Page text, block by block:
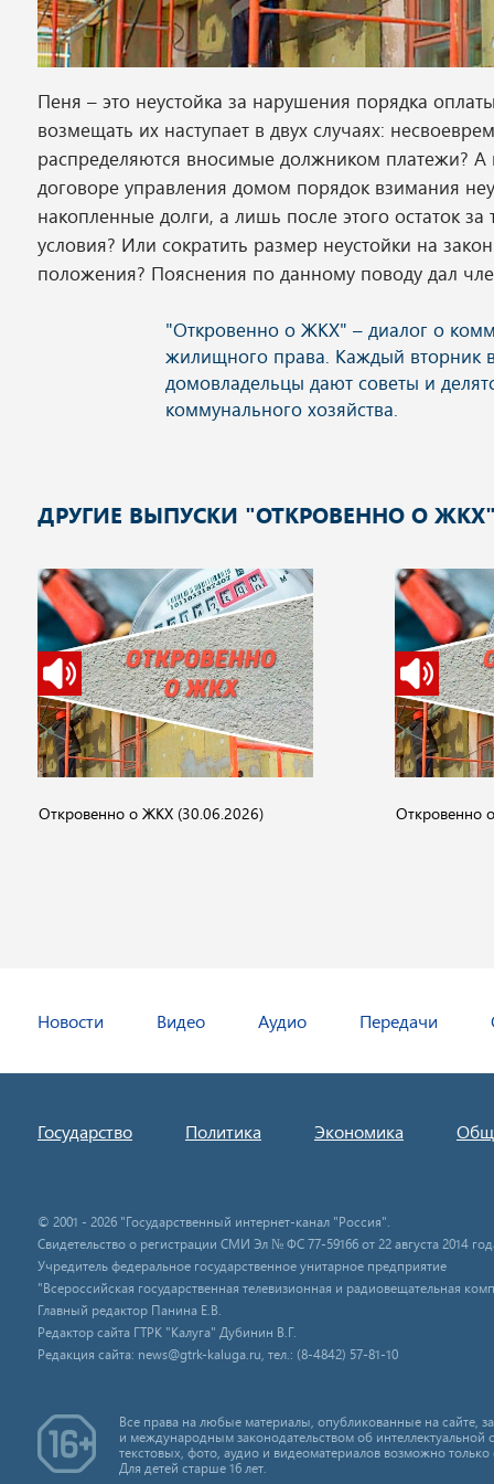
Пеня – это неустойка за нарушения порядка
возмещать их наступает в двух случаях:
распределяются вносимые должником платежи?
договоре управления домом порядок взимания
накопленные долги, а лишь после этого остаток
условия? Или сократить размер неустойки на
положения? Пояснения по данному поводу дал
ДРУГИЕ ВЫПУСКИ "ОТКРОВЕННО О
Откровенно о ЖКХ (30.06.2026) Откровенно
Новости Видео Аудио Передачи
Государство Политика Экономика
© 2001 - 2026 "Государственный интернет-канал "Россия".
Свидетельство о регистрации СМИ Эл № ФС 77-59166 от 22 августа 2014
Учредитель федеральное государственное унитарное предприятие
"Всероссийская государственная телевизионная и радиовещательная
Главный редактор Панина Е.В.
Редактор сайта ГТРК "Калуга" Дубинин В.Г.
Редакция сайта: news@gtrk-kaluga.ru, тел.: (8-4842) 57-81-10
Все права на любые материалы, опубликованные на сайте,
и международным законодательством об интеллектуальной
текстовых, фото, аудио и видеоматериалов возможно только
Для детей старше 16 лет.